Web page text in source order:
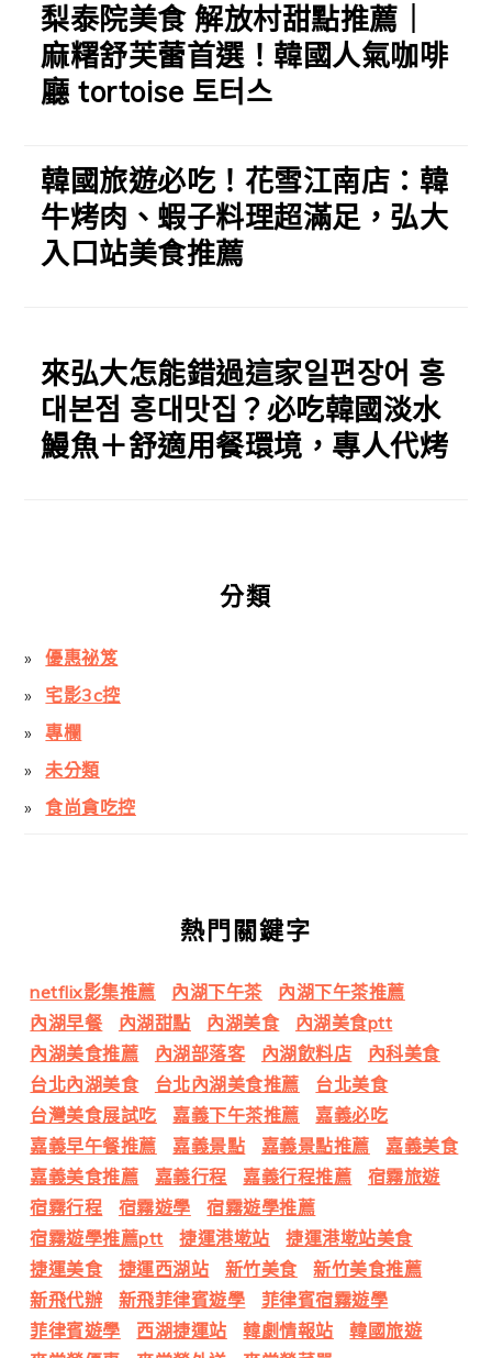
梨泰院美食 解放村甜點推薦｜
麻糬舒芙蕾首選！韓國人氣咖啡
廳 tortoise 토터스
韓國旅遊必吃！花雪江南店：韓
牛烤肉、蝦子料理超滿足，弘大
入口站美食推薦
來弘大怎能錯過這家일편장어 홍
대본점 홍대맛집？必吃韓國淡水
鰻魚＋舒適用餐環境，專人代烤
分類
優惠祕笈
宅影3c控
專欄
未分類
食尚貪吃控
熱門關鍵字
netflix影集推薦 內湖下午茶
內湖下午茶推薦
內湖早餐
內湖甜點 內湖美食
內湖美食ptt
內湖美食推薦
內湖部落客 內湖飲料店
內科美食
台北內湖美食
台北內湖美食推薦
台北美食
台灣美食展試吃
嘉義下午茶推薦
嘉義必吃
嘉義早午餐推薦
嘉義景點 嘉義景點推薦
嘉義美食
嘉義美食推薦
嘉義行程 嘉義行程推薦
宿霧旅遊
宿霧行程
宿霧遊學
宿霧遊學推薦
宿霧遊學推薦ptt
捷運港墘站
捷運港墘站美食
捷運美食
捷運西湖站 新竹美食
新竹美食推薦
新飛代辦
新飛菲律賓遊學
菲律賓宿霧遊學
菲律賓遊學
西湖捷運站 韓劇情報站
韓國旅遊